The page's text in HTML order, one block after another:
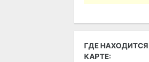
ГДЕ НАХОДИТСЯ
КАРТЕ: